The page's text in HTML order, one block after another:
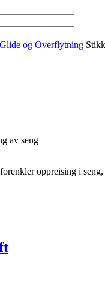
Glide og Overflytning
av seng
oppreising i